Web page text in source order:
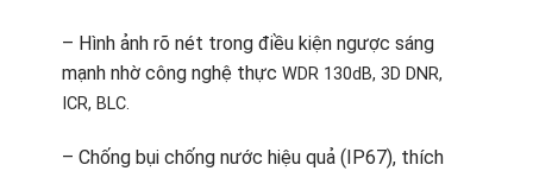
– Hình ảnh rõ nét trong điều kiện ngược sáng
mạnh nhờ công nghệ thực WDR 130dB, 3D DNR,
ICR, BLC.
– Chống bụi chống nước hiệu quả (IP67), thích